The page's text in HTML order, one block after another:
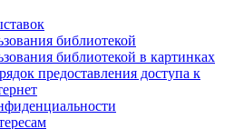
библиотекой
библиотекой в картинках
предоставления доступа к